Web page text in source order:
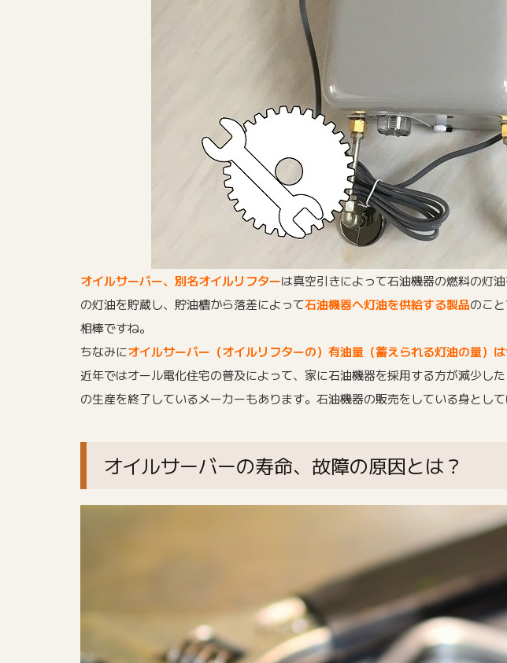
オイルサーバー、別名オイルリフターは真空引きによって石油機器の燃料の灯
の灯油を貯蔵し、 貯油槽から落差によって石油機器へ灯油を供給する製品のこ
相棒ですね。
ちなみにオイルサーバー（オイルリフターの）有油量（蓄えられる灯油の量）
近年ではオール電化住宅の普及によって、家に石油機器を採用する方が減少し
の生産を終了しているメーカーもあります。石油機器の販売をしている身とし
オイルサーバーの寿命、故障の原因とは？